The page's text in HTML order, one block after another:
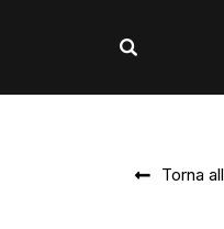
Torna